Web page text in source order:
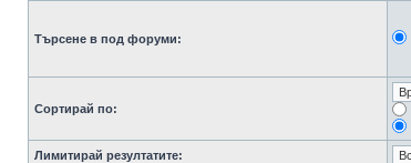
Търсене в под форуми:
Сортирай по:
Лимитирай резултатите: